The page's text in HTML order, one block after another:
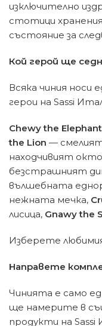
изключително
стотици
състояние за
Кой герой ще
Всяка чиния носи
герои на Sassi
Chewy the Elephant
the Lion —
находчивият
безстрашният
вълшебната
нежната мечка,
лисица, Gnawy the
Изберете
Направете
Чинията е само
ще намерите в
продукти на Sassi